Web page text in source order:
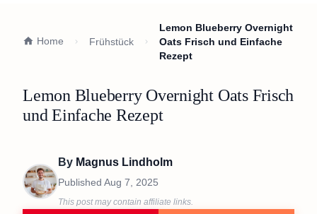
Home Frühstück
Lemon Blueberry Overnight
Oats Frisch und Einfache
Rezept
Lemon Blueberry Overnight Oats Frisch
und Einfache Rezept
By Magnus Lindholm
Published Aug 7, 2025
This post may contain affiliate links.